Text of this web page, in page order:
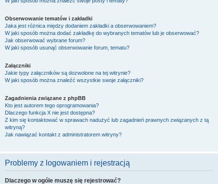
Obserwowanie tematów i zakładki
Jaka jest różnica między dodaniem zakładki a obserwowaniem?
W jaki sposób można dodać zakładkę do wybranych tematów lub je obserwować?
Jak obserwować wybrane forum?
W jaki sposób usunąć obserwowanie forum, tematu?
Załączniki
Jakie typy załączników są dozwolone na tej witrynie?
W jaki sposób można znaleźć wszystkie swoje załączniki?
Zagadnienia związane z phpBB
Kto jest autorem tego oprogramowania?
Dlaczego funkcja X nie jest dostępna?
Z kim się kontaktować w sprawach nadużyć lub zagadnień prawnych związanych z tą
witryną?
Jak nawiązać kontakt z administratorem witryny?
Problemy z logowaniem i rejestracją
Dlaczego w ogóle muszę się rejestrować?